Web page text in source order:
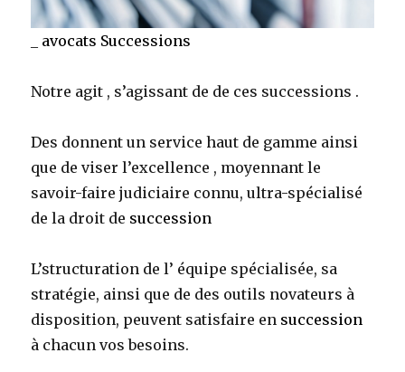
avocats Successions
Notre agit , s’agissant de de ces successions .
Des donnent un service haut de gamme ainsi
que de viser l’excellence , moyennant le
savoir-faire judiciaire connu, ultra-spécialisé
de la droit de succession
L’structuration de l’ équipe spécialisée, sa
stratégie, ainsi que de des outils novateurs à
disposition, peuvent satisfaire en succession
à chacun vos besoins.